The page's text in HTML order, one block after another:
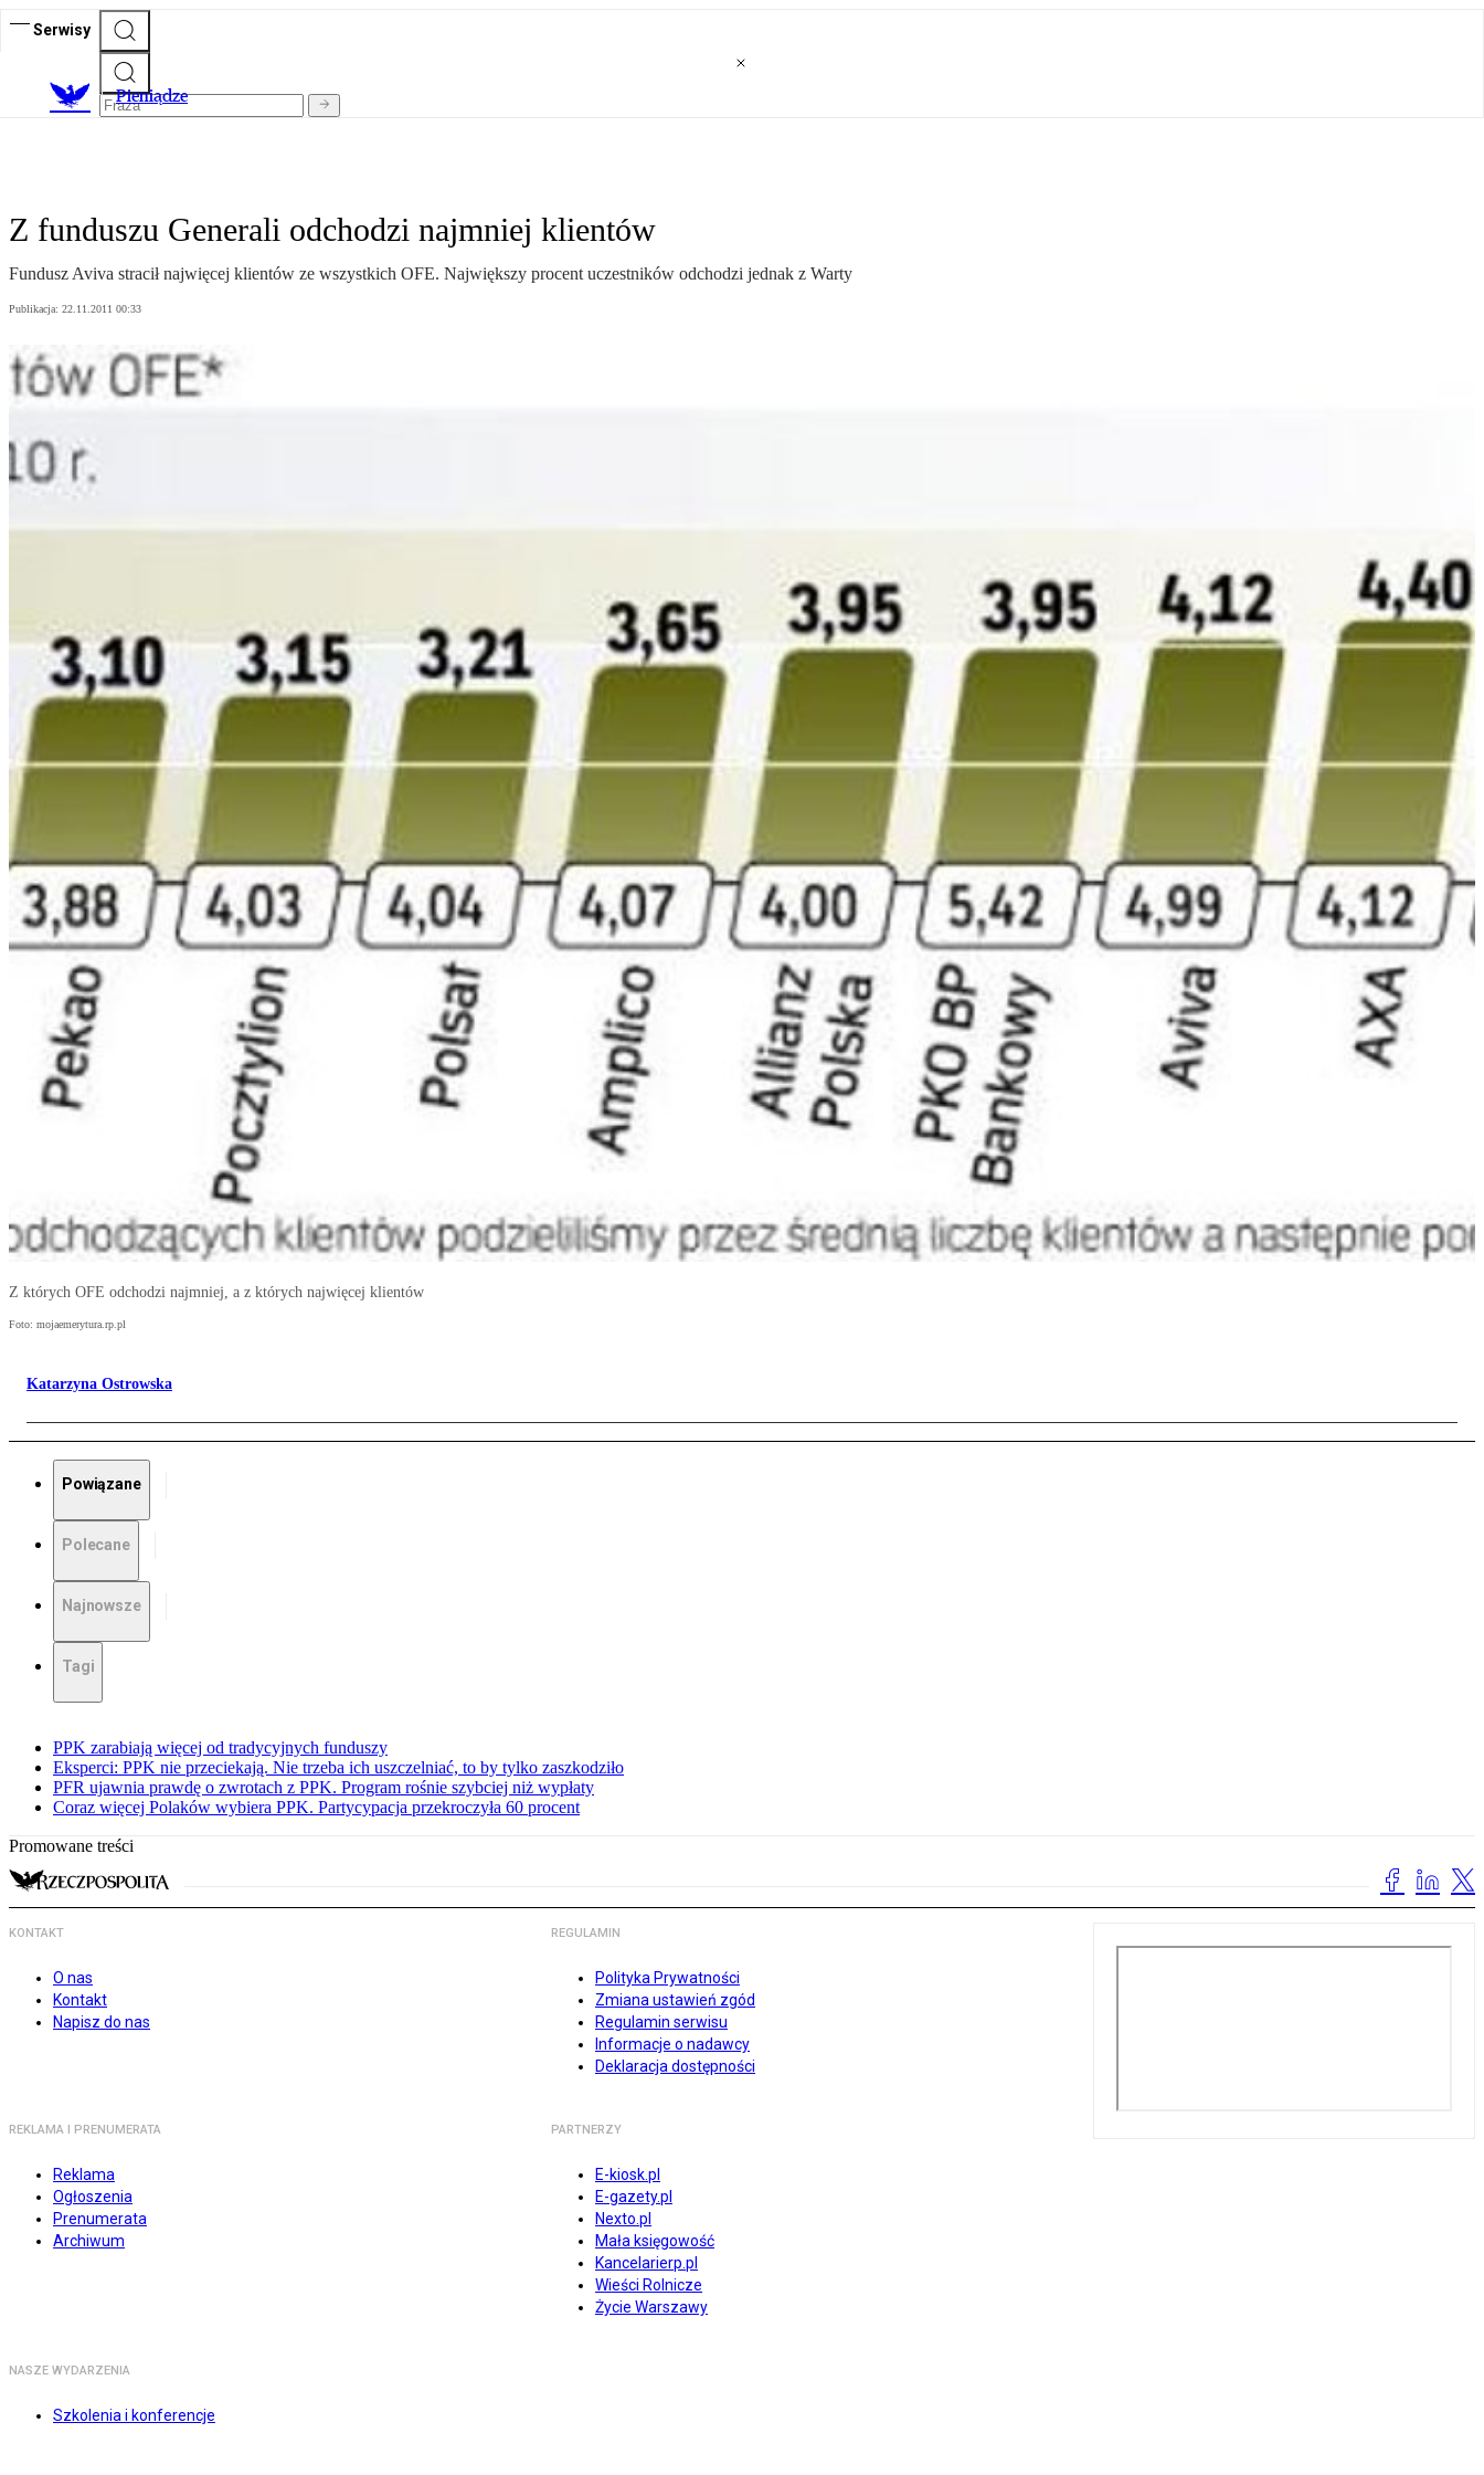
Serwisy
Pieniądze
Z funduszu Generali odchodzi najmniej klientów
Fundusz Aviva stracił najwięcej klientów ze wszystkich OFE. Największy procent uczestników odchodzi jednak z Warty
Publikacja: 22.11.2011 00:33
Z których OFE odchodzi najmniej, a z których najwięcej klientów
Foto: mojaemerytura.rp.pl
Katarzyna Ostrowska
Powiązane
Polecane
Najnowsze
Tagi
PPK zarabiają więcej od tradycyjnych funduszy
Eksperci: PPK nie przeciekają. Nie trzeba ich uszczelniać, to by tylko zaszkodziło
PFR ujawnia prawdę o zwrotach z PPK. Program rośnie szybciej niż wypłaty
Coraz więcej Polaków wybiera PPK. Partycypacja przekroczyła 60 procent
Promowane treści
KONTAKT
O nas
Kontakt
Napisz do nas
REGULAMIN
Polityka Prywatności
Zmiana ustawień zgód
Regulamin serwisu
Informacje o nadawcy
Deklaracja dostępności
REKLAMA I PRENUMERATA
Reklama
Ogłoszenia
Prenumerata
Archiwum
PARTNERZY
E-kiosk.pl
E-gazety.pl
Nexto.pl
Mała księgowość
Kancelarierp.pl
Wieści Rolnicze
Życie Warszawy
NASZE WYDARZENIA
Szkolenia i konferencje